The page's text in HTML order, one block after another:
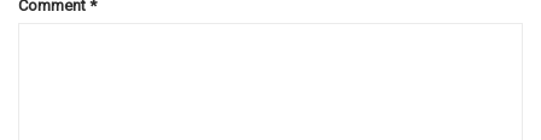
Comment *